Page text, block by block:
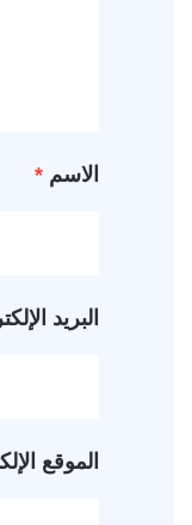
الاسم *
البريد
الموقع